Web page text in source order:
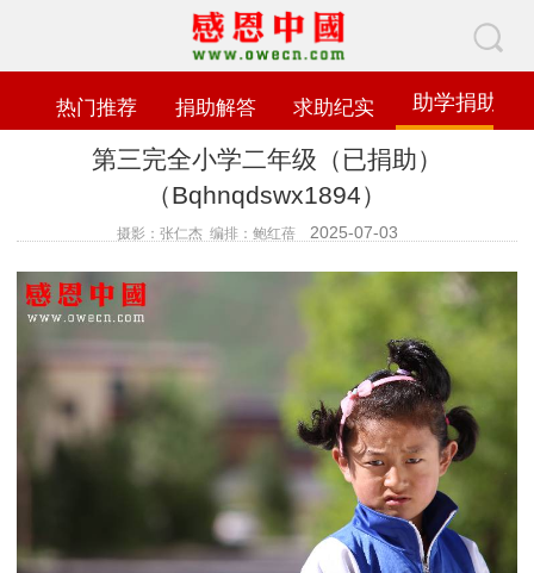
热门推荐 捐助解答 求助纪实 助学捐助
第三完全小学二年级（已捐助）
（Bqhnqdswx1894）
摄影：张仁杰 编排：鲍红蓓 2025-07-03